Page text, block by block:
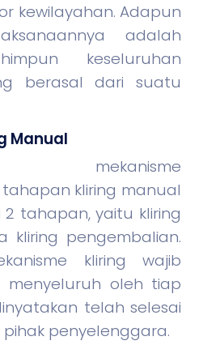
kewilayahan. Adapun
adalah
keseluruhan
berasal dari suatu
Manual
mekanisme
kliring manual
tahapan, yaitu kliring
kliring pengembalian.
kliring wajib
menyeluruh oleh tiap
telah selesai
penyelenggara.